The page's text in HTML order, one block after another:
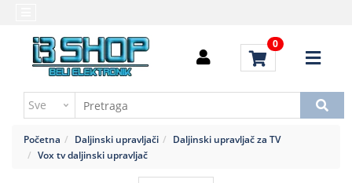
0
Baterija,punjač
Daljinski
Brendovi
Uputstvo
kupovinu
Početna Daljinski upravljači
Daljinski upravljač za TV
Vox tv daljinski upravljač